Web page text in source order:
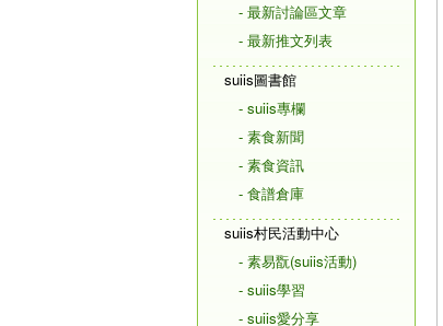
- 最新討論區文章
- 最新推文列表
suiis圖書館
- suiis專欄
- 素食新聞
- 素食資訊
- 食譜倉庫
suiis村民活動中心
- 素易翫(suiis活動)
- suiis學習
- suiis愛分享